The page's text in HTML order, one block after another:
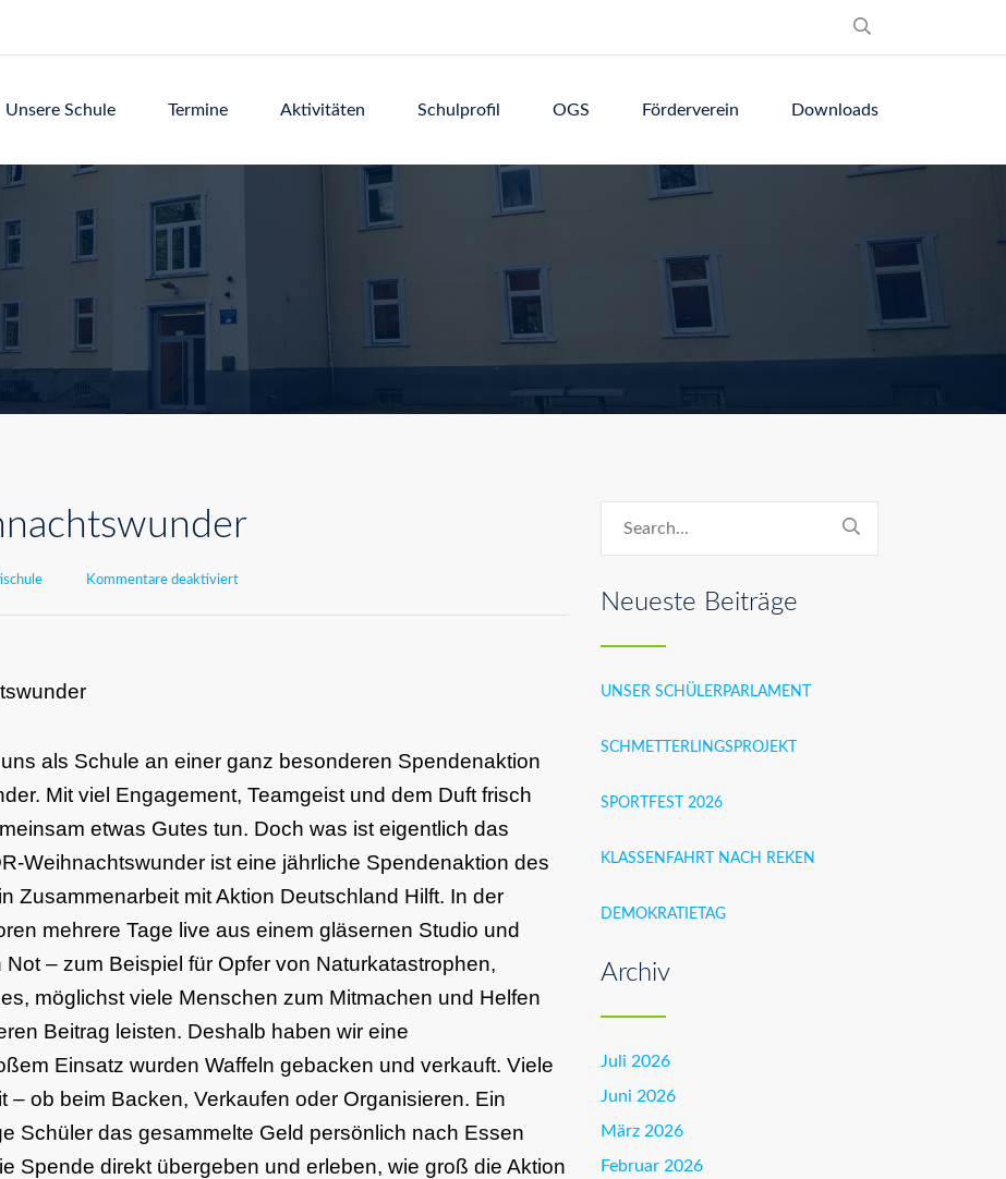
Unsere Schule Termine Aktivitäten Schulprofil OGS Förderverein Downloads
Kommentare deaktiviertfür
als Schule an einer ganz besonderen Spendenaktion
Mit viel Engagement, Teamgeist und dem Duft frisch
etwas Gutes tun. Doch was ist eigentlich das
Weihnachtswunder ist eine jährliche Spendenaktion des
Zusammenarbeit mit Aktion Deutschland Hilft. In der
mehrere Tage live aus einem gläsernen Studio und
– zum Beispiel für Opfer von Naturkatastrophen,
möglichst viele Menschen zum Mitmachen und Helfen
Beitrag leisten. Deshalb haben wir eine
Einsatz wurden Waffeln gebacken und verkauft. Viele
– ob beim Backen, Verkaufen oder Organisieren. Ein
Schüler das gesammelte Geld persönlich nach Essen
Spende direkt übergeben und erleben, wie groß die Aktion
Neueste Beiträge
UNSER SCHÜLERPARLAMENT
SCHMETTERLINGSPROJEKT
SPORTFEST 2026
KLASSENFAHRT NACH REKEN
DEMOKRATIETAG
Archiv
Juli 2026
Juni 2026
März 2026
Februar 2026